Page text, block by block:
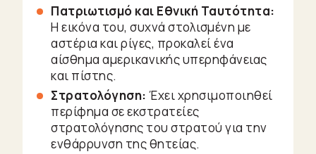
Πατριωτισμό και Εθνική Ταυτότητα:
Η εικόνα του, συχνά στολισμένη με
αστέρια και ρίγες, προκαλεί ένα
αίσθημα αμερικανικής υπερηφάνειας
και πίστης.
Στρατολόγηση: Έχει χρησιμοποιηθεί
περίφημα σε εκστρατείες
στρατολόγησης του στρατού για την
ενθάρρυνση της θητείας.